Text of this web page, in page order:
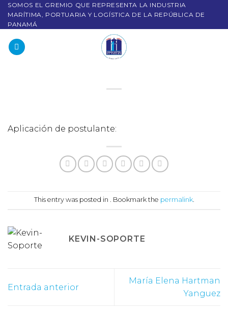
SOMOS EL GREMIO QUE REPRESENTA LA INDUSTRIA
MARÍTIMA, PORTUARIA Y LOGÍSTICA DE LA REPÚBLICA DE
PANAMÁ
Aplicación de postulante:
This entry was posted in . Bookmark the permalink.
KEVIN-SOPORTE
Entrada anterior
María Elena Hartman
Yanguez